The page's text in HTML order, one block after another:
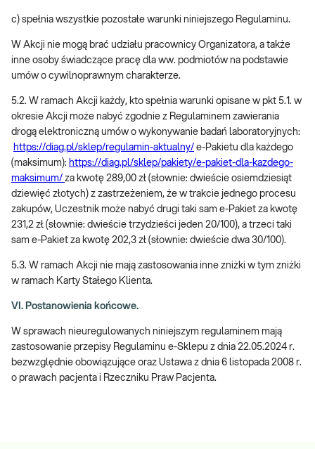
c) spełnia wszystkie pozostałe warunki niniejszego Regulaminu.
W Akcji nie mogą brać udziału pracownicy Organizatora, a także
inne osoby świadczące pracę dla ww. podmiotów na podstawie
umów o cywilnoprawnym charakterze.
5.2. W ramach Akcji każdy, kto spełnia warunki opisane w pkt 5.1. w
okresie Akcji może nabyć zgodnie z Regulaminem zawierania
drogą elektroniczną umów o wykonywanie badań laboratoryjnych:
https://diag.pl/sklep/regulamin-aktualny/ e-Pakietu dla każdego
(maksimum): https://diag.pl/sklep/pakiety/e-pakiet-dla-kazdego-
maksimum/ za kwotę 289,00 zł (słownie: dwieście osiemdziesiąt
dziewięć złotych) z zastrzeżeniem, że w trakcie jednego procesu
zakupów, Uczestnik może nabyć drugi taki sam e-Pakiet za kwotę
231,2 zł (słownie: dwieście trzydzieści jeden 20/100), a trzeci taki
sam e-Pakiet za kwotę 202,3 zł (słownie: dwieście dwa 30/100).
5.3. W ramach Akcji nie mają zastosowania inne zniżki w tym zniżki
w ramach Karty Stałego Klienta.
VI. Postanowienia końcowe.
W sprawach nieuregulowanych niniejszym regulaminem mają
zastosowanie przepisy Regulaminu e-Sklepu z dnia 22.05.2024 r.
bezwzględnie obowiązujące oraz Ustawa z dnia 6 listopada 2008 r.
o prawach pacjenta i Rzeczniku Praw Pacjenta.